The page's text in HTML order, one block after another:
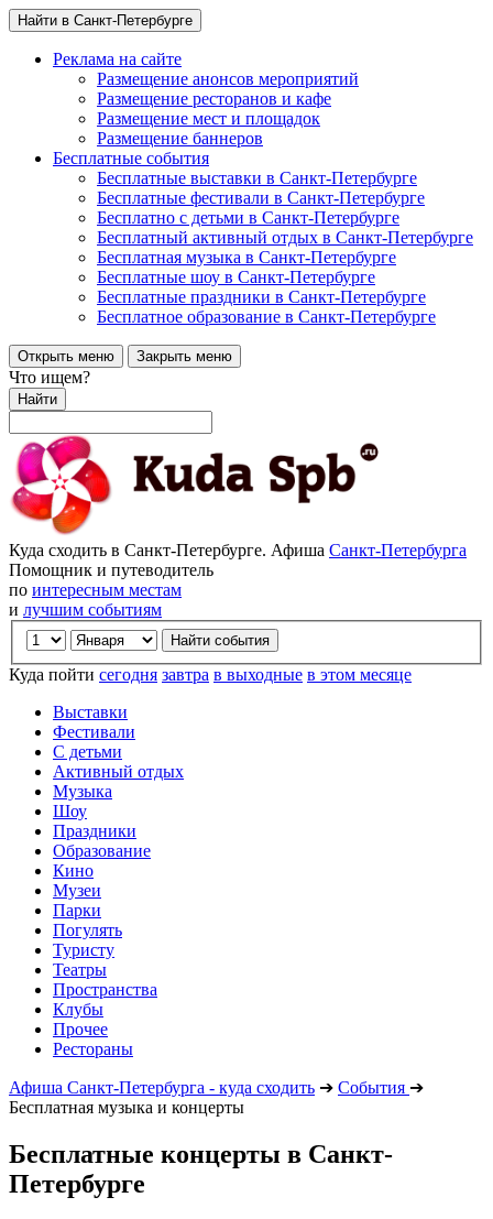
Найти в Санкт-Петербурге
Реклама на сайте
Размещение анонсов мероприятий
Размещение ресторанов и кафе
Размещение мест и площадок
Размещение баннеров
Бесплатные события
Бесплатные выставки в Санкт-Петербурге
Бесплатные фестивали в Санкт-Петербурге
Бесплатно с детьми в Санкт-Петербурге
Бесплатный активный отдых в Санкт-Петербурге
Бесплатная музыка в Санкт-Петербурге
Бесплатные шоу в Санкт-Петербурге
Бесплатные праздники в Санкт-Петербурге
Бесплатное образование в Санкт-Петербурге
Открыть меню Закрыть меню
Что ищем?
Найти
Куда сходить в Санкт-Петербурге. Афиша Санкт-Петербурга
Помощник и путеводитель
по интересным местам
и лучшим событиям
Куда пойти сегодня завтра в выходные в этом месяце
Выставки
Фестивали
С детьми
Активный отдых
Музыка
Шоу
Праздники
Образование
Кино
Музеи
Парки
Погулять
Туристу
Театры
Пространства
Клубы
Прочее
Рестораны
Афиша Санкт-Петербурга - куда сходить ➔ События ➔
Бесплатная музыка и концерты
Бесплатные концерты в Санкт-
Петербурге